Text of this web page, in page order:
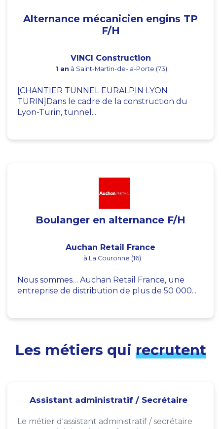
Alternance mécanicien engins TP
F/H
VINCI Construction
1 an à Saint-Martin-de-la-Porte (73)
[CHANTIER TUNNEL EURALPIN LYON
TURIN]Dans le cadre de la construction du
Lyon-Turin, tunnel...
Boulanger en alternance F/H
Auchan Retail France
à La Couronne (16)
Nous sommes… Auchan Retail France, une
entreprise de distribution de plus de 50 000...
Les métiers qui recrutent
Assistant administratif / Secrétaire
Le métier d'assistant administratif / secrétaire